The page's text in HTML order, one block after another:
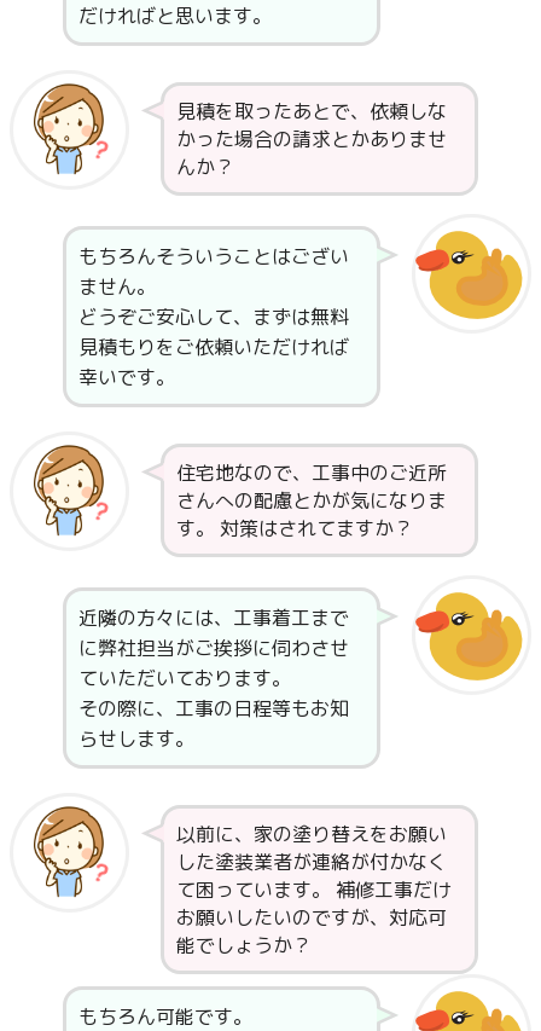
だければと思います。
見積を取ったあとで、依頼しな
かった場合の請求とかありませ
んか？
もちろんそういうことはござい
ません。
どうぞご安心して、まずは無料
見積もりをご依頼いただければ
幸いです。
住宅地なので、工事中のご近所
さんへの配慮とかが気になりま
す。 対策はされてますか？
近隣の方々には、工事着工まで
に弊社担当がご挨拶に伺わさせ
ていただいております。
その際に、工事の日程等もお知
らせします。
以前に、家の塗り替えをお願い
した塗装業者が連絡が付かなく
て困っています。 補修工事だけ
お願いしたいのですが、対応可
能でしょうか？
もちろん可能です。